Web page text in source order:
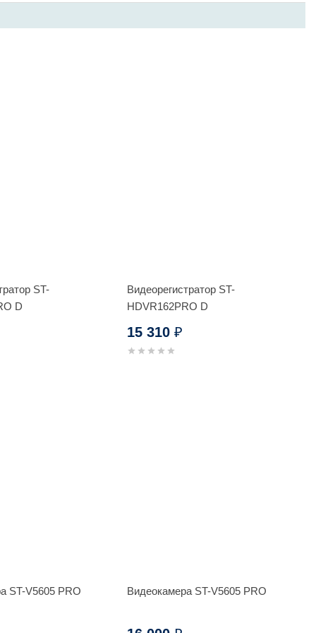
ST-
D
Видеорегистратор ST-
HDVR162PRO D
15 310₽
ST-V5605 PRO Видеокамера ST-V5605 PRO